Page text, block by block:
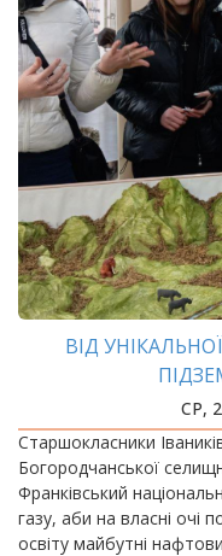
ВІД
СР,
Старшокласники
Богородчанської
Франківський
газу, аби на власні очі
освіту майбутні